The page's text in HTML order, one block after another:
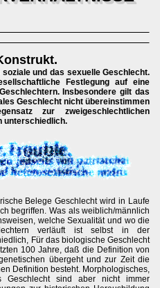
und das sexuelle Geschlecht.
Festlegung auf eine
Insbesondere gilt das
Geschlecht nicht übereinstimmen
zur zweigeschlechtlichen
unterschiedlich.
Belege Geschlecht wird in Laufe
begriffen. Was als weiblich/männlich
welche Sexualität und wo die
verläuft ist selbst in der
Für das biologische Geschlecht
100 Jahre, daß die Definition von
übergeht und zur Zeit die
Definition besteht. Morphologisches,
Geschlecht sind aber nicht immer